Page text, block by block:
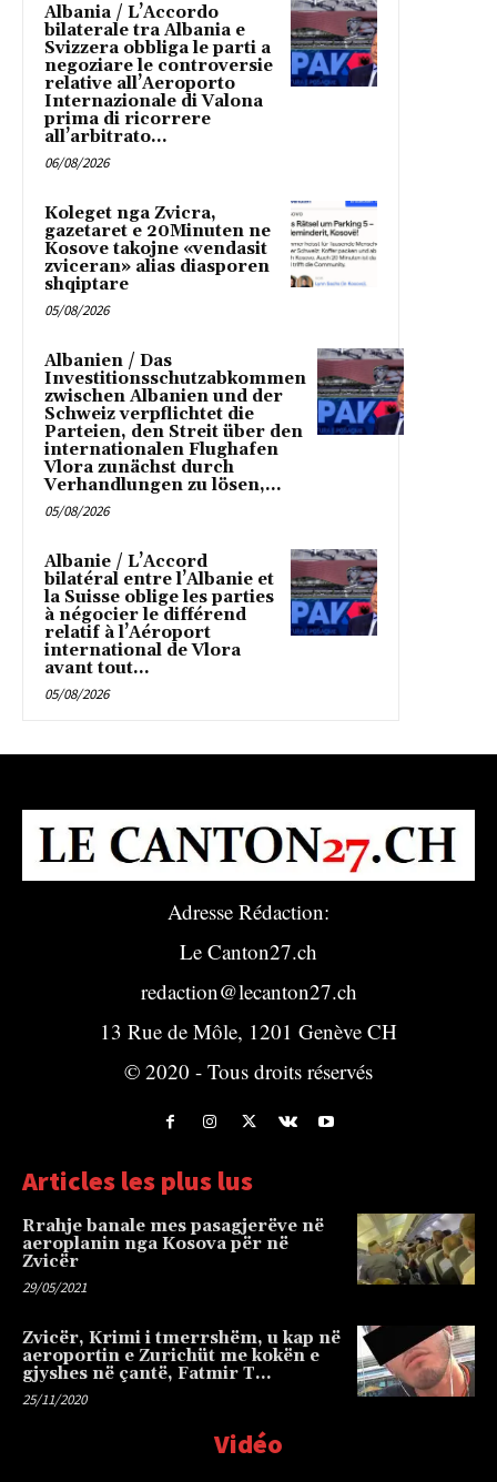
Albania / L’Accordo
bilaterale tra Albania e
Svizzera obbliga le parti a
negoziare le controversie
relative all’Aeroporto
Internazionale di Valona
prima di ricorrere
all’arbitrato...
06/08/2026
Koleget nga Zvicra,
gazetaret e 20Minuten ne
Kosove takojne «vendasit
zviceran» alias diasporen
shqiptare
05/08/2026
Albanien / Das
Investitionsschutzabkommen
zwischen Albanien und der
Schweiz verpflichtet die
Parteien, den Streit über den
internationalen Flughafen
Vlora zunächst durch
Verhandlungen zu lösen,...
05/08/2026
Albanie / L’Accord
bilatéral entre l’Albanie et
la Suisse oblige les parties
à négocier le différend
relatif à l’Aéroport
international de Vlora
avant tout...
05/08/2026
Adresse Rédaction:
Le Canton27.ch
redaction@lecanton27.ch
13 Rue de Môle, 1201 Genève CH
© 2020 - Tous droits réservés
Articles les plus lus
Rrahje banale mes pasagjerëve në
aeroplanin nga Kosova për në
Zvicër
29/05/2021
Zvicër, Krimi i tmerrshëm, u kap në
aeroportin e Zurichüt me kokën e
gjyshes në çantë, Fatmir T…
25/11/2020
Vidéo